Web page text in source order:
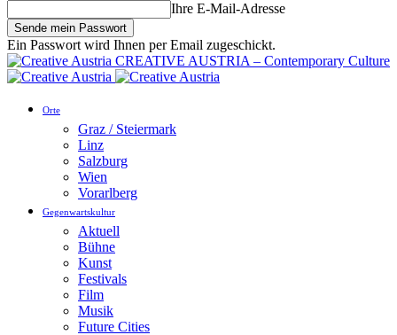
Ihre E-Mail-Adresse
Ein Passwort wird Ihnen per Email zugeschickt.
CREATIVE AUSTRIA – Contemporary Culture
Orte
Graz / Steiermark
Linz
Salzburg
Wien
Vorarlberg
Gegenwartskultur
Aktuell
Bühne
Kunst
Festivals
Film
Musik
Future Cities